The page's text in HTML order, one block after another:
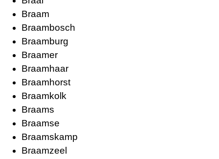
Braam
Braambosch
Braamburg
Braamer
Braamhaar
Braamhorst
Braamkolk
Braams
Braamse
Braamskamp
Braamzeel